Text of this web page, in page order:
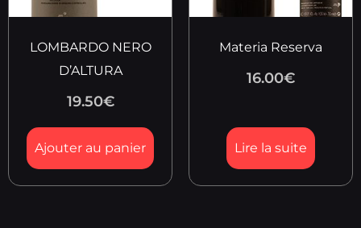
LOMBARDO NERO
D’ALTURA
19.50€
Ajouter au panier
Materia Reserva
16.00€
Lire la suite